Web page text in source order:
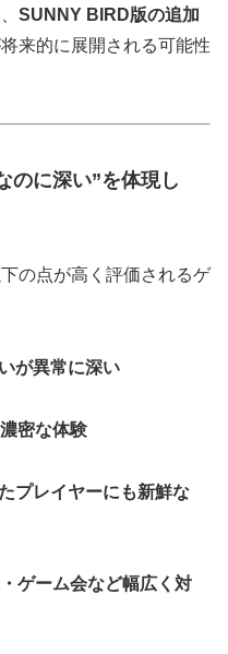
SUNNY BIRD版の追加
来的に展開される可能性
のに深い”を体現し
の点が高く評価されるゲ
が異常に深い
密な体験
プレイヤーにも新鮮な
ゲーム会など幅広く対